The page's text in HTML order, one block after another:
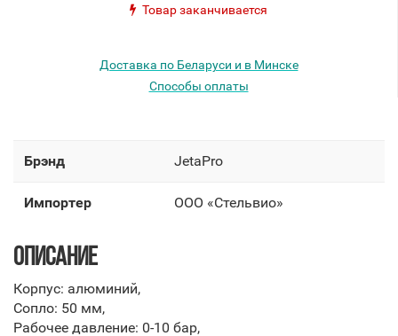
Товар заканчивается
Доставка по Беларуси и в Минске
Способы оплаты
Брэнд JetaPro
Импортер OOO «Стельвио»
ОПИСАНИЕ
Корпус: алюминий,
Сопло: 50 мм,
Рабочее давление: 0-10 бар,